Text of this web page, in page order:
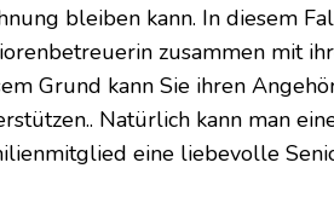
bleiben kann. In diesem
zusammen mit
Grund kann Sie ihren
Natürlich kann man
eine liebevolle